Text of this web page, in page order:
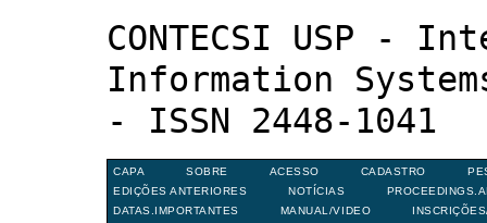
CONTECSI USP -
Information
- ISSN 2448-1041
CAPA SOBRE ACESSO CADASTRO
EDIÇÕES ANTERIORES
NOTÍCIAS
DATAS.IMPORTANTES
MANUAL/VIDEO